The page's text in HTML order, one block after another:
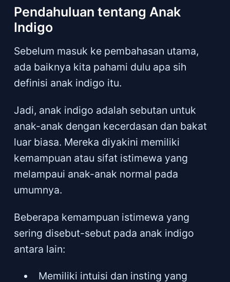
Pendahuluan tentang Anak
Indigo
Sebelum masuk ke pembahasan utama,
ada baiknya kita pahami dulu apa sih
definisi anak indigo itu.
Jadi, anak indigo adalah sebutan untuk
anak-anak dengan kecerdasan dan bakat
luar biasa. Mereka diyakini memiliki
kemampuan atau sifat istimewa yang
melampaui anak-anak normal pada
umumnya.
Beberapa kemampuan istimewa yang
sering disebut-sebut pada anak indigo
antara lain:
Memiliki intuisi dan insting yang